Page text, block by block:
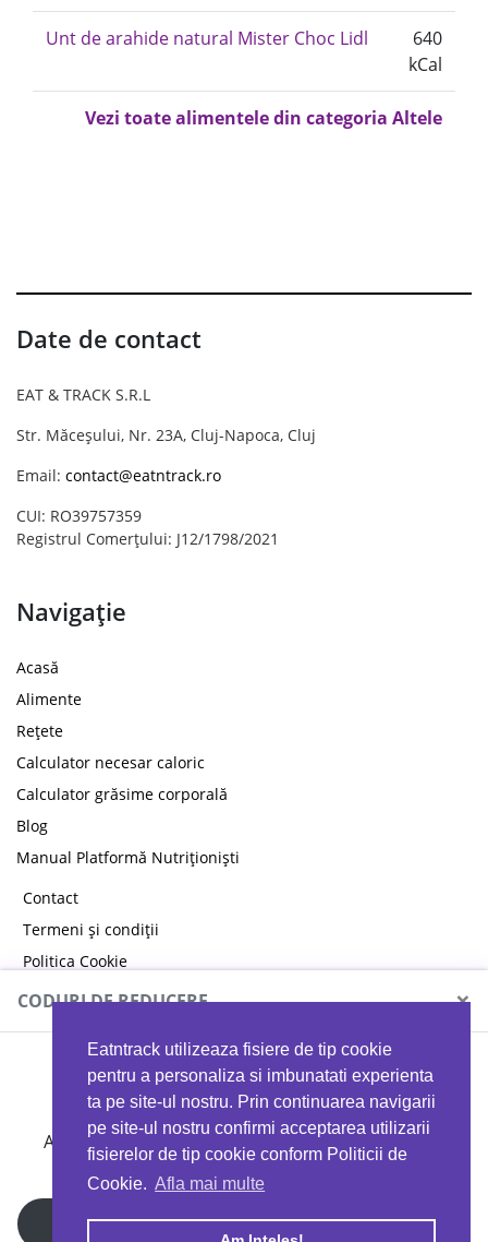
Eatntrack utilizeaza fisiere de tip cookie
pentru a personaliza si imbunatati experienta
ta pe site-ul nostru. Prin continuarea navigarii
pe site-ul nostru confirmi acceptarea utilizarii
fisierelor de tip cookie conform Politicii de
Cookie. Afla mai multe
Unt de arahide natural Mister Choc Lidl
640
kCal
Vezi toate alimentele din categoria Altele
Date de contact
EAT & TRACK S.R.L
Str. Măceșului, Nr. 23A, Cluj-Napoca, Cluj
Email: contact@eatntrack.ro
CUI: RO39757359
Registrul Comerțului: J12/1798/2021
Navigație
Acasă
Alimente
Rețete
Calculator necesar caloric
Calculator grăsime corporală
Blog
Manual Platformă Nutriționiști
Contact
Termeni și condiții
Politica Cookie
Politica de confidențialitate
CODURI DE REDUCERE ×
MYPROTEIN
Ai 40%reducere la orice comandă folosind codul
EATTRACK
Profită acum